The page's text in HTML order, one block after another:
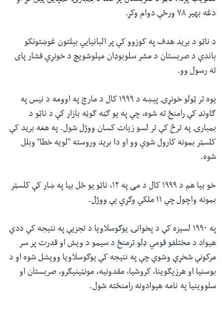
دغه بهیر ۷۸ ورځې دوام وکړ.
د ناټو د برید هدف په کوزوو کې پر البانیايي بېلتون غوښتونکو
باندې د صربستان د مشر سلوبوډان میلوشویچ د خونړي فشار پای
ته رسول وو.
یوه تر ټولو خونړۍ پېښه د ۱۹۹۹ کال د مارچ په اوومه د نیس په
ګاونډ کې رامنځ ته شوه، چې په یو ګڼه ګوڼه بازار کې د ناټو د
بمبارۍ په ترڅ کې تر لسو زیات کسان ووژل شول. په هغه برید کې
کلسټر بمونه کارول شوي وو او دا برید وروسته "لویه خطا" وبلل
شوه.
خو بیا هم د ۱۹۹۹ کال د می په ۱۲، ناټو یو ځل بیا په ښار کې کلسټر
بمونه واچول چې ۱۱ ملکي وګړي یې ووژل.
په ۱۹۹۰ لسیزه کې د پخوانۍ یوګوسلاویا د تجزیې په نتیجه کې ددې
هیواد د مختلفو قومي ډلو ترمنځ د سیمو د ویش او قدرت پر سر
مرکونې شخړې وشوې چې په نتیجه کې یوګوسلاویا وویشل شوه او د
بوسنیا او هرزیګوینا، کروشیا، مقدونیه، مونټینیګرو، صربستان او
سلووینیا په نامه هیوادونه رامنځته شول.